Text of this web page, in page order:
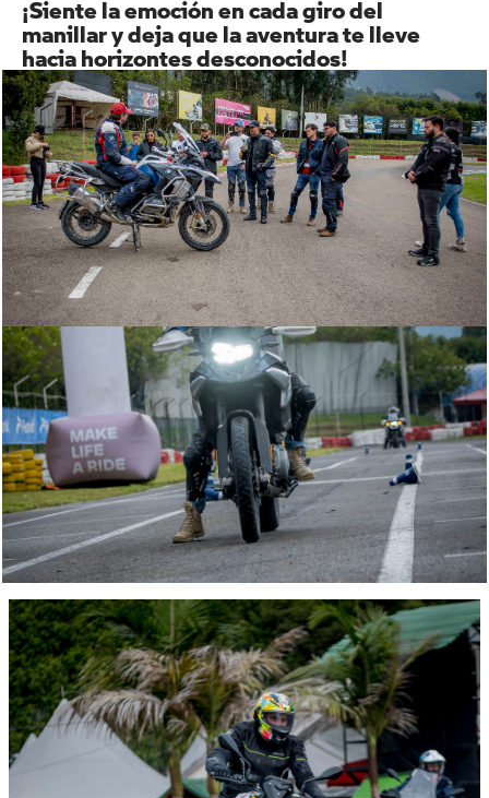
¡Siente la emoción en cada giro del
manillar y deja que la aventura te lleve
hacia horizontes desconocidos!